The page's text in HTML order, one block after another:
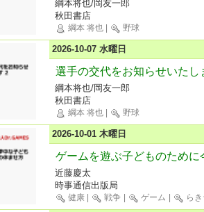
綱本将也/岡友一郎
秋田書店
綱本 将也 野球
2026-10-07 水曜日
選手の交代をお知らせいたし
綱本将也/岡友一郎
秋田書店
綱本 将也 野球
2026-10-01 木曜日
ゲームを遊ぶ子どものため
近藤慶太
時事通信出版局
健康 戦争 ゲーム ら